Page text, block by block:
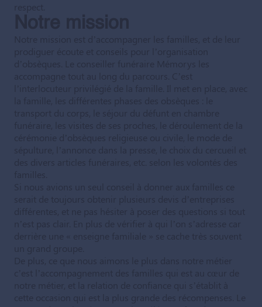
respect.
Notre mission
Notre mission est d’accompagner les familles, et de leur
prodiguer écoute et conseils pour l’organisation
d’obsèques. Le conseiller funéraire Mémorys les
accompagne tout au long du parcours. C’est
l’interlocuteur privilégié de la famille. Il met en place, avec
la famille, les différentes phases des obsèques : le
transport du corps, le séjour du défunt en chambre
funéraire, les visites de ses proches, le déroulement de la
cérémonie d’obsèques religieuse ou civile, le mode de
sépulture, l’annonce dans la presse, le choix du cercueil et
des divers articles funéraires, etc. selon les volontés des
familles.
Si nous avions un seul conseil à donner aux familles ce
serait de toujours obtenir plusieurs devis d’entreprises
différentes, et ne pas hésiter à poser des questions si tout
n’est pas clair. En plus de vérifier à qui l’on s’adresse car
derrière une « enseigne familiale » se cache très souvent
un grand groupe.
De plus, ce que nous aimons le plus dans notre métier
c’est l’accompagnement des familles qui est au cœur de
notre métier, et la relation de confiance qui s’établit à
cette occasion qui est la plus grande des récompenses. Le